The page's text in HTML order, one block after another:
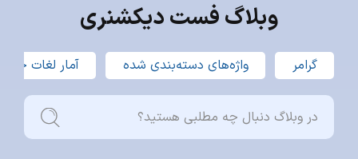
وبلاگ فست دیکشنری
گرامر واژه‌های دسته‌بندی شده آمار لغات